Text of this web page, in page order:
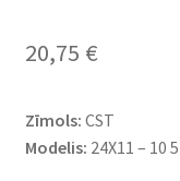
20,75 €
Zīmols: CST
Modelis: 24X11 – 10